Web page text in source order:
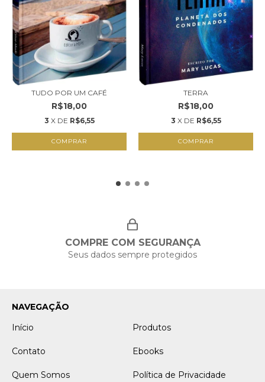
TUDO POR UM CAFÉ
R$18,00
3 X DE R$6,55
COMPRAR
TERRA
R$18,00
3 X DE R$6,55
COMPRAR
COMPRE COM SEGURANÇA
Seus dados sempre protegidos
NAVEGAÇÃO
Início
Produtos
Contato Ebooks
Quem Somos Política de Privacidade